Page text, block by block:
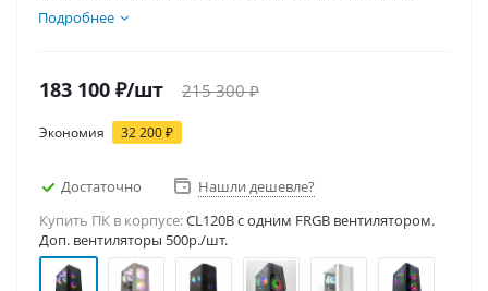
Видеокарта RTX 5070Ti 16Гб, Память DDR5 16Gb,
Подробнее
183 100 ₽/шт 215 300₽
Экономия 32 200₽
Достаточно
Нашли дешевле?
Купить ПК в корпусе:CL120B c одним FRGB вентилятором.
Доп. вентиляторы 500р./шт.